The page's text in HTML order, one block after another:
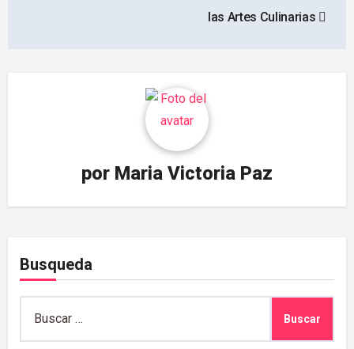
las Artes Culinarias
por Maria Victoria Paz
Busqueda